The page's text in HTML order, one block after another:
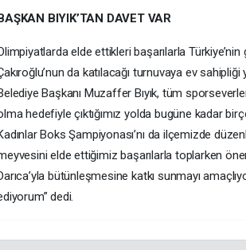
BIYIK’TAN DAVET VAR
elde ettikleri başarılarla
da katılacağı turnuvaya ev
Başkanı Muzaffer Bıyık, tüm
hedefiyle çıktığımız yolda bugüne kadar
Boks Şampiyonası’nı da ilçemizde
elde ettiğimiz başarılarla toplarken
bütünleşmesine katkı sunmayı
dedi.